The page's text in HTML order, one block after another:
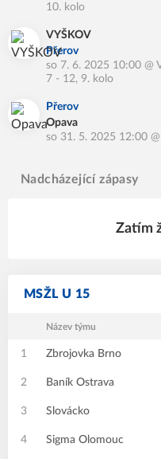
10. kolo
VYŠKOV
Přerov
so 7. 6. 2025 10:00 @
7 - 12, 9. kolo
Přerov
Opava
so 31. 5. 2025 12:00 @
Nadcházející zápasy
Zatím
MSŽL U 15
Název týmu
1 Zbrojovka Brno
2 Baník Ostrava
3 Slovácko
4 Sigma Olomouc